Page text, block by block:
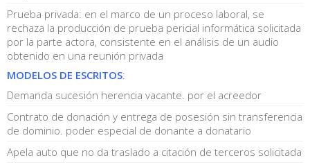
Prueba privada: en el marco de un proceso laboral, se
rechaza la producción de prueba pericial informática solicitada
por la parte actora, consistente en el análisis de un audio
obtenido en una reunión privada
MODELOS DE ESCRITOS:
Demanda sucesión herencia vacante. por el acreedor
Contrato de donación y entrega de posesión sin transferencia
de dominio. poder especial de donante a donatario
Apela auto que no da traslado a citación de terceros solicitada